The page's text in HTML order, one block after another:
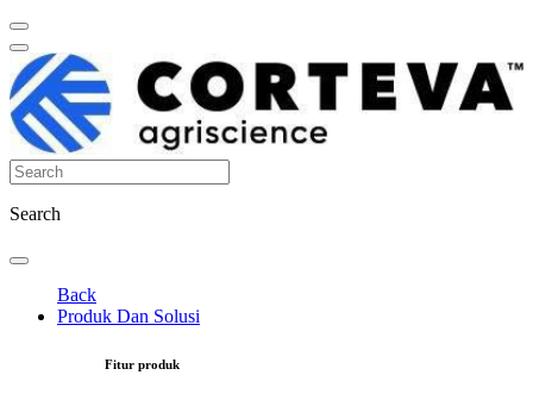
Search
Back
Produk Dan Solusi
Fitur produk